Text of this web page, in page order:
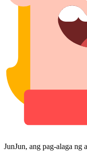
JunJun, ang pag-alaga ng